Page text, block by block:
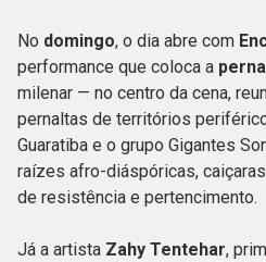
No domingo, o dia abre com
performance que coloca a
milenar — no centro da cena,
pernaltas de territórios
Guaratiba e o grupo Gigantes
raízes afro-diáspóricas,
de resistência e pertencimento.
Já a artista Zahy Tentehar,